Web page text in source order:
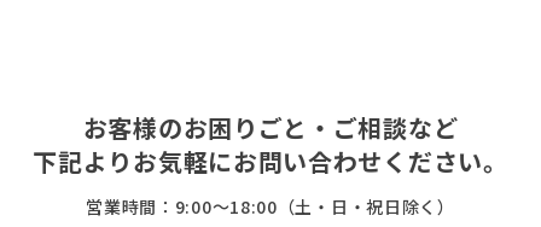
お客様のお困りごと・ご相談など
下記よりお気軽にお問い合わせください。
営業時間：9:00〜18:00（土・日・祝日除く）